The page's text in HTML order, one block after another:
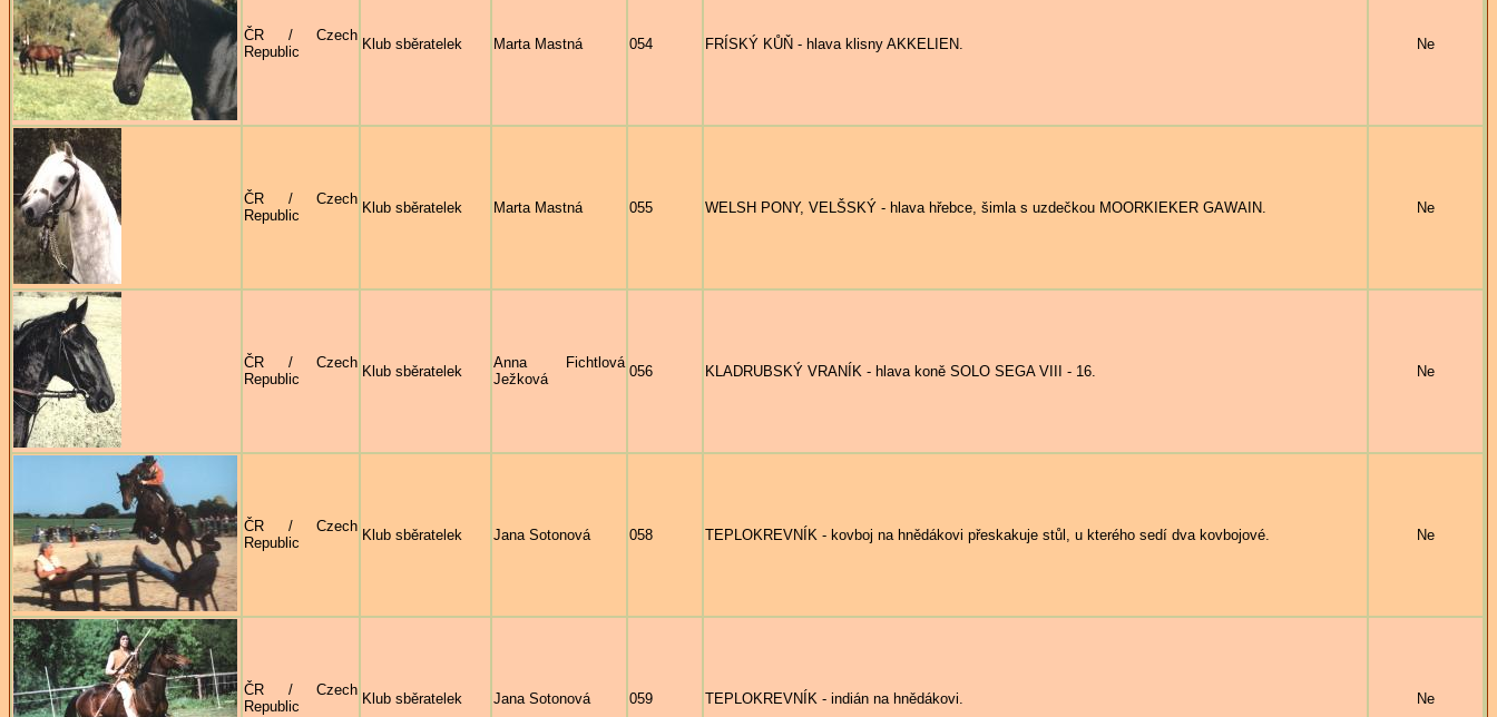
ČR / Czech
Republic
Klub sběratelek Marta Mastná 054 FRÍSKÝ KŮŇ - hlava klisny AKKELIEN. Ne
ČR / Czech
Republic
Klub sběratelek Marta Mastná 055 WELSH PONY, VELŠSKÝ - hlava hřebce, šimla s uzdečkou MOORKIEKER GAWAIN. Ne
ČR / Czech
Republic
Klub sběratelek
Anna Fichtlová
Ježková
056 KLADRUBSKÝ VRANÍK - hlava koně SOLO SEGA VIII - 16. Ne
ČR / Czech
Republic
Klub sběratelek Jana Sotonová 058 TEPLOKREVNÍK - kovboj na hnědákovi přeskakuje stůl, u kterého sedí dva kovbojové. Ne
ČR / Czech
Republic
Klub sběratelek Jana Sotonová 059 TEPLOKREVNÍK - indián na hnědákovi. Ne